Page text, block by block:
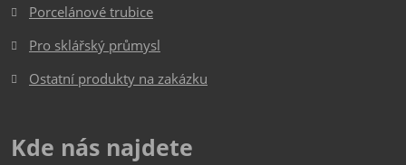
Porcelánové trubice
Pro sklářský průmysl
Ostatní produkty na zakázku
Kde nás najdete